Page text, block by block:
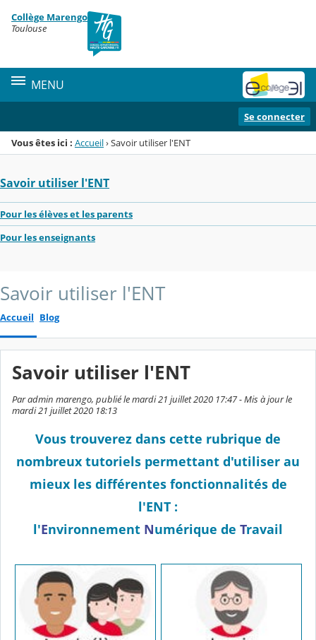
Menu de la rubrique
Contenu
Collège Marengo
Toulouse
MENU
Se connecter
Vous êtes ici : Accueil›Savoir utiliser l'ENT
Savoir utiliser l'ENT
Pour les élèves et les parents
Pour les enseignants
Savoir utiliser l'ENT
Accueil Blog
Savoir utiliser l'ENT
Par admin marengo, publié le mardi 21 juillet 2020 17:47 - Mis à jour le
mardi 21 juillet 2020 18:13
Vous trouverez dans cette rubrique de
nombreux tutoriels permettant d'utiliser au
mieux les différentes fonctionnalités de
l'ENT :
l'Environnement Numérique de Travail